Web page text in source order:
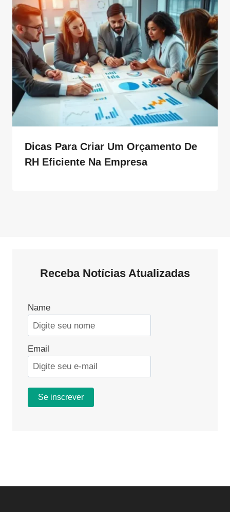
Dicas Para Criar Um Orçamento De
RH Eficiente Na Empresa
Receba Notícias Atualizadas
Name
Email